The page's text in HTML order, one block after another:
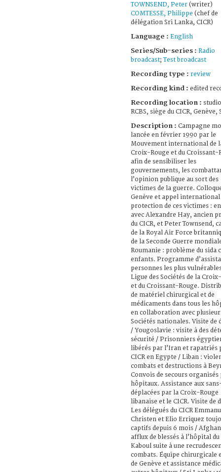
TOWNSEND, Peter (writer)
COMTESSE, Philippe (chef de
délégation Sri Lanka, CICR)
Language : English
Series/Sub-series : Radio
broadcast;Test broadcast
Recording type : review
Recording kind : edited
Recording location :
RCBS, siège du CICR, Genève,
Description : Campagne
lancée en février 1990 par le
Mouvement international de
Croix-Rouge et du Croissant-
afin de sensibiliser les
gouvernements, les
l’opinion publique au sort des
victimes de la guerre.
Genève et appel
protection de ces victimes :
avec Alexandre Hay, ancien
du CICR, et Peter Townsend,
de la Royal Air Force
de la Seconde Guerre
Roumanie : problème du sida
enfants. Programme
personnes les plus
Ligue des Sociétés de la
et du Croissant-Rouge.
de matériel chirurgical et de
médicaments dans tous les
en collaboration avec
Sociétés nationales. Visite de
/ Yougoslavie : visite à des
sécurité / Prisonniers
libérés par l’Iran et rapatriés
CICR en Egypte / Liban :
combats et destructions à
Convois de secours organisés
hôpitaux. Assistance aux
déplacées par la Croix-Rouge
libanaise et le CICR. Visite de
Les délégués du CICR
Christen et Elio Erriquez
captifs depuis 6 mois /
afflux de blessés à l’hôpital du
Kaboul suite à une
combats. Équipe chirurgicale
de Genève et assistance